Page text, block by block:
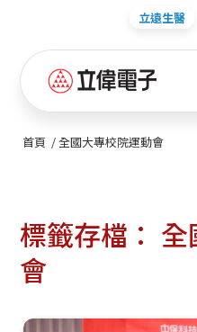
立遠生醫
首頁 /全國大專校院運動會
標籤存檔： 全
會